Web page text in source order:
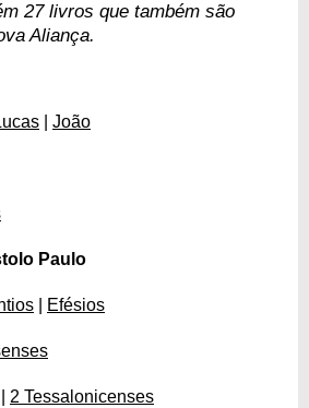
27 livros que também são
Aliança.
João
Paulo
Efésios
2 Tessalonicenses